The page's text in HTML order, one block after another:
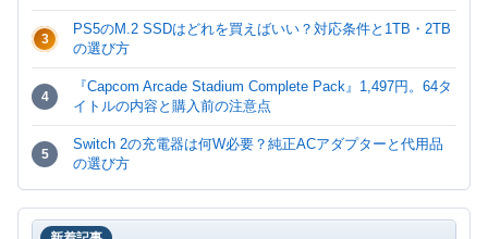
3
PS5のM.2 SSDはどれを買えばいい？対応条件と1TB・2TB
の選び方
4
『Capcom Arcade Stadium Complete Pack』1,497円。64タ
イトルの内容と購入前の注意点
5
Switch 2の充電器は何W必要？純正ACアダプターと代用品
の選び方
6
512GB・1TBの選び方